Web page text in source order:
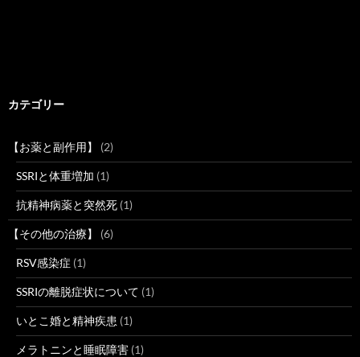
カテゴリー
【お薬と副作用】 (2)
SSRIと体重増加 (1)
抗精神病薬と突然死 (1)
【その他の治療】 (6)
RSV感染症 (1)
SSRIの離脱症状について (1)
いとこ婚と精神疾患 (1)
メラトニンと睡眠障害 (1)